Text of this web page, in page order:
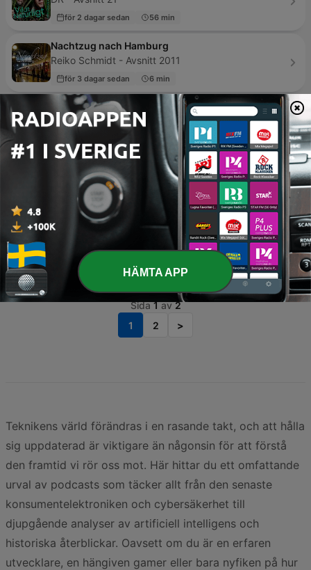
för 2 dagar sedan 56 min
Nachtzug nach Hamburg
Reiko Schmidt - Avsnitt 2011
för 3 dagar sedan 6 min
Laddstationen – med Elbilen i Sverige
Elbilen i Sverige - Avsnitt 76
AI Sweden Podcast
AI Sweden - Avsnitt 119
30 Jun 2026
Hjernekassen på P1
24 Dec 2025
Sida1av2
1
2 >
Teknikens värld förändras i en rasande takt, och att hålla
sig uppdaterad är viktigare än någonsin för att förstå
den framtid vi rör oss mot. Här hittar du ett omfattande
urval av podcasts som täcker allt från den senaste
konsumentelektroniken och cybersäkerhet till
djupgående analyser av artificiell intelligens och
historiska återblickar. Oavsett om du är en erfaren
utvecklare, en hängiven gamer eller bara nyfiken på hur
HÄMTA APP